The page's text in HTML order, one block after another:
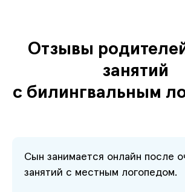
Отзывы
занятий
с билингвальным
Сын занимается онлайн после
занятий с местным логопедом.